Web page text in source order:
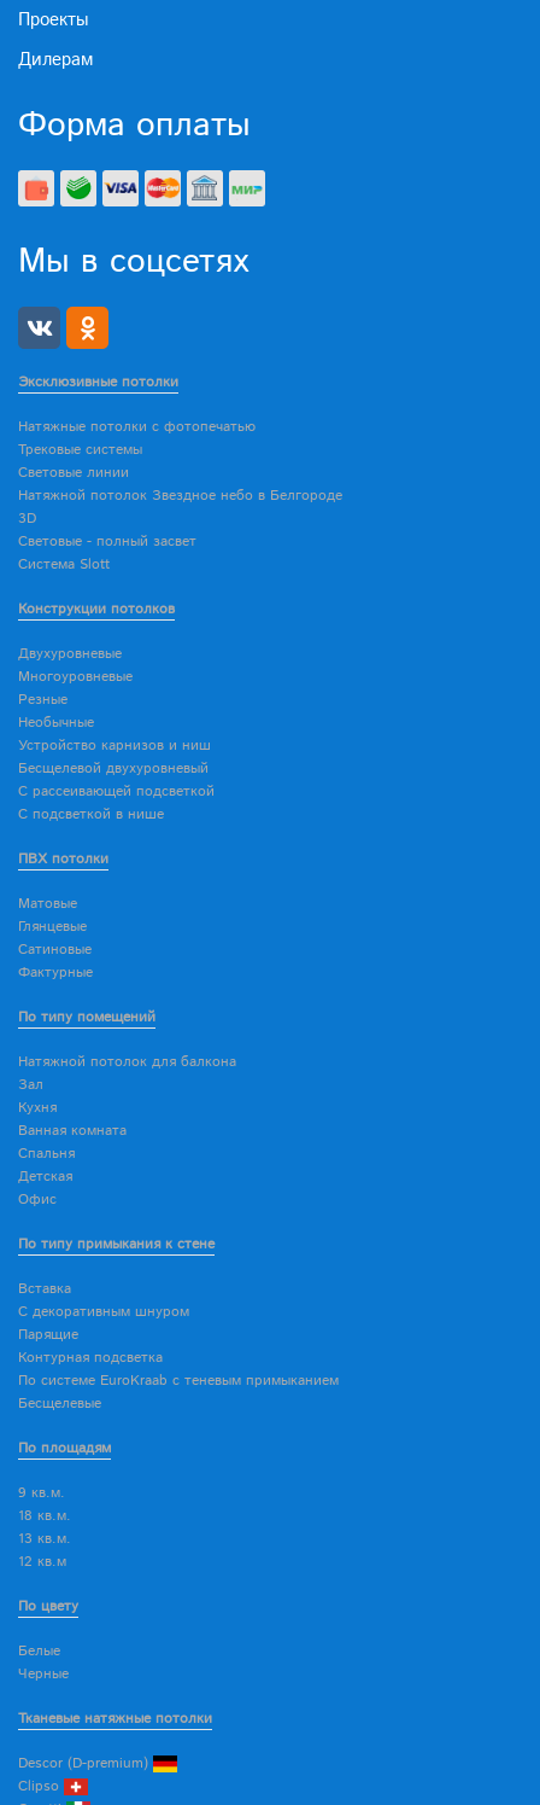
Проекты
Дилерам
Форма оплаты
Мы в соцсетях
Эксклюзивные потолки
Натяжные потолки с фотопечатью
Трековые системы
Световые линии
Натяжной потолок Звездное небо в Белгороде
3D
Световые - полный засвет
Система Slott
Конструкции потолков
Двухуровневые
Многоуровневые
Резные
Необычные
Устройство карнизов и ниш
Бесщелевой двухуровневый
С рассеивающей подсветкой
С подсветкой в нише
ПВХ потолки
Матовые
Глянцевые
Сатиновые
Фактурные
По типу помещений
Натяжной потолок для балкона
Зал
Кухня
Ванная комната
Спальня
Детская
Офис
По типу примыкания к стене
Вставка
С декоративным шнуром
Парящие
Контурная подсветка
По системе EuroKraab с теневым примыканием
Бесщелевые
По площадям
9 кв.м.
18 кв.м.
13 кв.м.
12 кв.м
По цвету
Белые
Черные
Тканевые натяжные потолки
Descor (D-premium)
Clipso